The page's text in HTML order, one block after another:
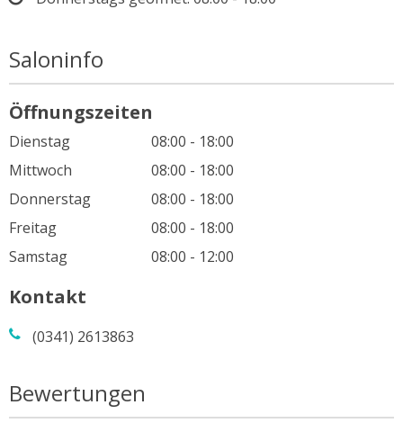
Saloninfo
Öffnungszeiten
Dienstag
08:00 - 18:00
Mittwoch
08:00 - 18:00
Donnerstag
08:00 - 18:00
Freitag
08:00 - 18:00
Samstag
08:00 - 12:00
Kontakt
(0341) 2613863
Bewertungen